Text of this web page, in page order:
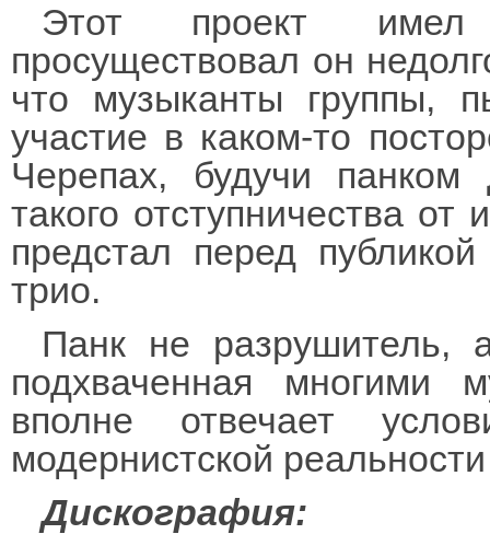
Этот проект
просуществовал он
что музыканты группы,
участие в каком-то
Черепах, будучи
такого отступничества
предстал перед
трио.
Панк не разрушитель,
подхваченная многими
вполне отвечает
модернистской
Дискография: